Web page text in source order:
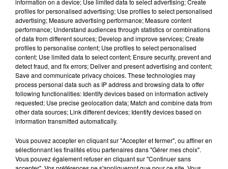
INCENDIES : 184 PERSONNES INTERPELLÉES DEPUIS DÉBUT
JUILLET, DES...
profiles for personalised advertising; Use profiles to select personalised
advertising; Measure advertising performance; Measure content
performance; Understand audiences through statistics or combinations
of data from different sources; Develop and improve services; Create
profiles to personalise content; Use profiles to select personalised
content; Use limited data to select content; Ensure security, prevent and
detect fraud, and fix errors; Deliver and present advertising and content;
Save and communicate privacy choices. These technologies may
process personal data such as IP address and browsing data to offer
following functionalities: Identify devices based on information actively
requested; Use precise geolocation data; Match and combine data from
other data sources; Link different devices; Identify devices based on
information transmitted automatically.
Vous pouvez accepter en cliquant sur "Accepter et fermer", ou affiner en
sélectionnant les finalités et/ou partenaires dans "Gérer mes choix".
Vous pouvez également refuser en cliquant sur "Continuer sans